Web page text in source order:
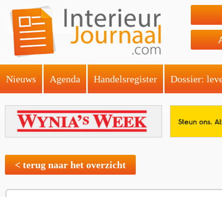
Nieuws Agenda Handelsregister Dossier:
< terug naar het overzicht